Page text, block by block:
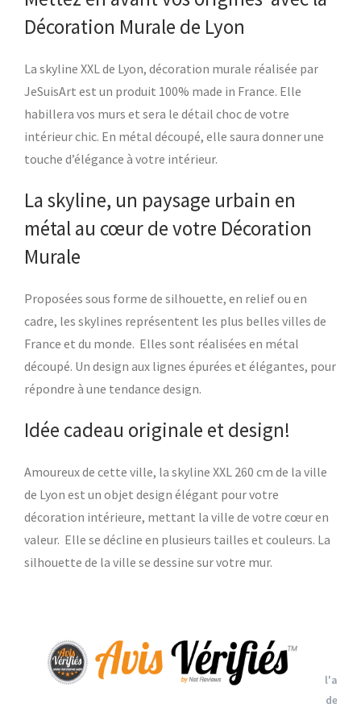
Décoration Murale de Lyon
La skyline XXL de Lyon, décoration murale réalisée par
JeSuisArt est un produit 100% made in France. Elle
habillera vos murs et sera le détail choc de votre
intérieur chic. En métal découpé, elle saura donner une
touche d’élégance à votre intérieur.
La skyline, un paysage urbain en
métal au cœur de votre Décoration
Murale
Proposées sous forme de silhouette, en relief ou en
cadre, les skylines représentent les plus belles villes de
France et du monde. Elles sont réalisées en métal
découpé. Un design aux lignes épurées et élégantes, pour
répondre à une tendance design.
Idée cadeau originale et design!
Amoureux de cette ville, la skyline XXL 260 cm de la ville
de Lyon est un objet design élégant pour votre
décoration intérieure, mettant la ville de votre cœur en
valeur. Elle se décline en plusieurs tailles et couleurs. La
silhouette de la ville se dessine sur votre mur.
de